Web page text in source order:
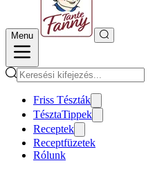
Menu
Friss Tészták
TésztaTippek
Receptek
Receptfüzetek
Rólunk